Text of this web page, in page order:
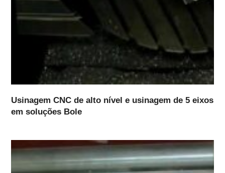
Usinagem CNC de alto nível e usinagem de 5 eixos
em soluções Bole